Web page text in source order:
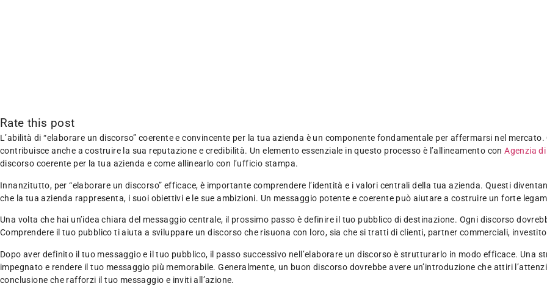
Rate this post
L’abilità di “elaborare un discorso” coerente e convincente per la tua azienda è un componente fondamentale per affermarsi nel
contribuisce anche a costruire la sua reputazione e credibilità. Un elemento essenziale in questo processo è l’allineamento conAgenzia
discorso coerente per la tua azienda e come allinearlo con l’ufficio stampa.
Innanzitutto, per “elaborare un discorso” efficace, è importante comprendere l’identità e i valori centrali della tua azienda. Questi
che la tua azienda rappresenta, i suoi obiettivi e le sue ambizioni. Un messaggio potente e coerente può aiutare a costruire un forte
Una volta che hai un’idea chiara del messaggio centrale, il prossimo passo è definire il tuo pubblico di destinazione. Ogni discorso
Comprendere il tuo pubblico ti aiuta a sviluppare un discorso che risuona con loro, sia che si tratti di clienti, partner commerciali,
Dopo aver definito il tuo messaggio e il tuo pubblico, il passo successivo nell’elaborare un discorso è strutturarlo in modo efficace.
impegnato e rendere il tuo messaggio più memorabile. Generalmente, un buon discorso dovrebbe avere un’introduzione che attiri
conclusione che rafforzi il tuo messaggio e inviti all’azione.